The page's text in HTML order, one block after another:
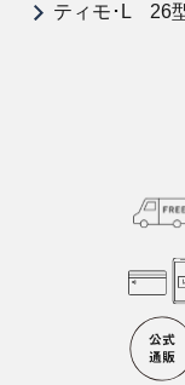
ティモ･L 26